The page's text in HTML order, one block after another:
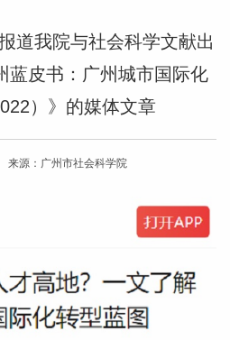
道我院与社会科学文献出
蓝皮书：广州城市国际化
）》的媒体文章
源：广州市社会科学院